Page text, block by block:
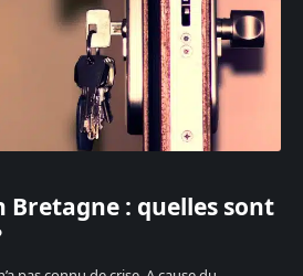
Bretagne : quelles sont